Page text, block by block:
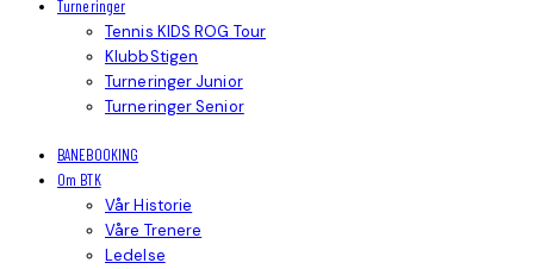
Turneringer
Tennis KIDS ROG Tour
KlubbStigen
Turneringer Junior
Turneringer Senior
BANEBOOKING
Om BTK
Vår Historie
Våre Trenere
Ledelse